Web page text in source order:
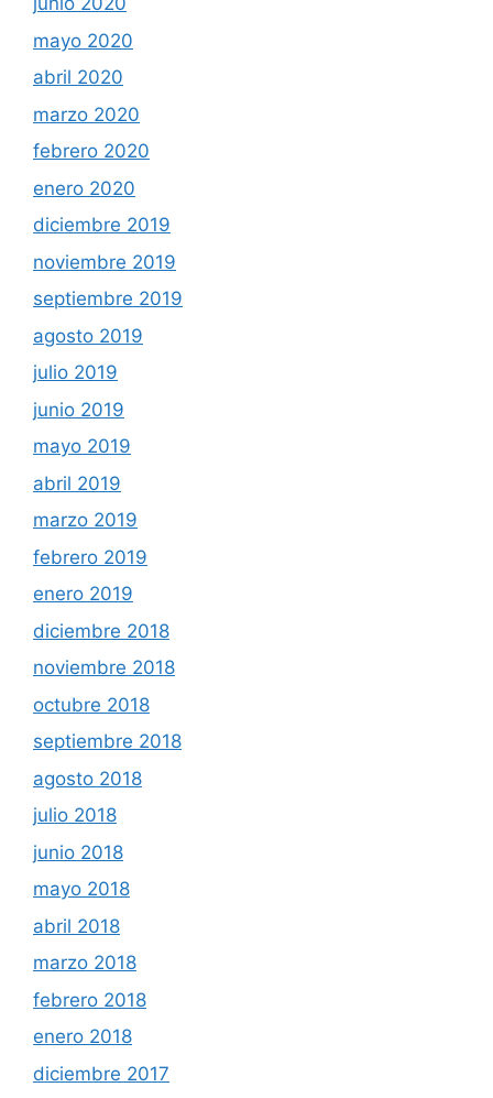
mayo 2020
abril 2020
marzo 2020
febrero 2020
enero 2020
diciembre 2019
noviembre 2019
septiembre 2019
agosto 2019
julio 2019
junio 2019
mayo 2019
abril 2019
marzo 2019
febrero 2019
enero 2019
diciembre 2018
noviembre 2018
octubre 2018
septiembre 2018
agosto 2018
julio 2018
junio 2018
mayo 2018
abril 2018
marzo 2018
febrero 2018
enero 2018
diciembre 2017